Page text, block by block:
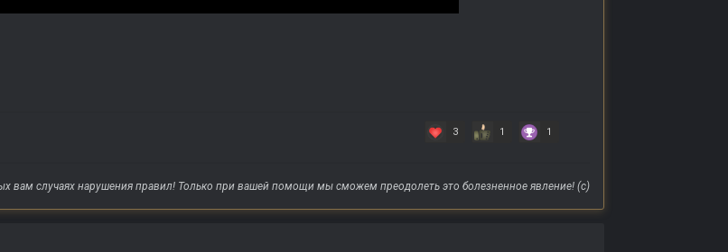
3 1 1
вам случаях нарушения правил! Только при вашей помощи мы сможем преодолеть это болезненное явление! (с)